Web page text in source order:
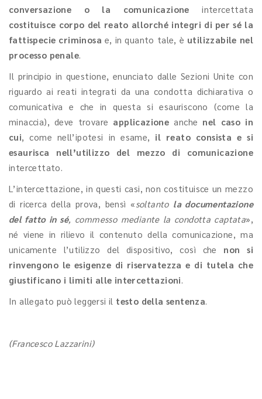
conversazione o la comunicazione intercettata
costituisce corpo del reato allorché integri di per sé la
fattispecie criminosa e, in quanto tale, è utilizzabile nel
processo penale
Il principio in questione, enunciato dalle Sezioni Unite con
riguardo ai reati integrati da una condotta dichiarativa o
comunicativa e che in questa si esauriscono (come la
minaccia), deve trovare applicazione anche nel caso in
cui , come nell’ipotesi in esame, il reato consista e si
esaurisca nell’utilizzo del mezzo di comunicazione
intercettato.
L’intercettazione, in questi casi, non costituisce un mezzo
di ricerca della prova, bensì « soltanto la documentazione
del fatto in sé, commesso mediante la condotta captata»,
né viene in rilievo il contenuto della comunicazione, ma
unicamente l’utilizzo del dispositivo, così che non si
rinvengono le esigenze di riservatezza e di tutela che
giustificano i limiti alle intercettazioni
In allegato può leggersi il testo della sentenza
(Francesco Lazzarini)